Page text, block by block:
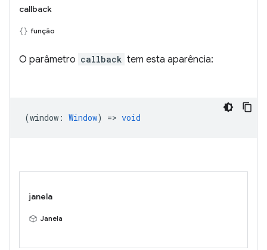
callback
função
O parâmetro callback tem esta aparência:
(window : Window) => void
janela
Janela